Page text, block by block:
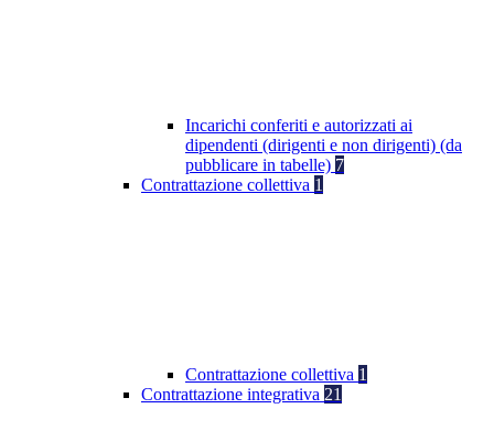
Incarichi conferiti e autorizzati ai
dipendenti (dirigenti e non dirigenti) (da
pubblicare in tabelle) 7
Contrattazione collettiva 1
Contrattazione collettiva 1
Contrattazione integrativa 21